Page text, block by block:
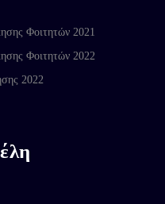
Φοιτητών 2021
Φοιτητών 2022
2022